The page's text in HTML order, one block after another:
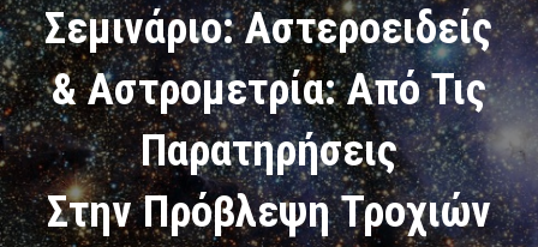
Σεμινάριο: Αστεροειδείς
& Αστρομετρία: Από Τις
Παρατηρήσεις
Στην Πρόβλεψη Τροχιών